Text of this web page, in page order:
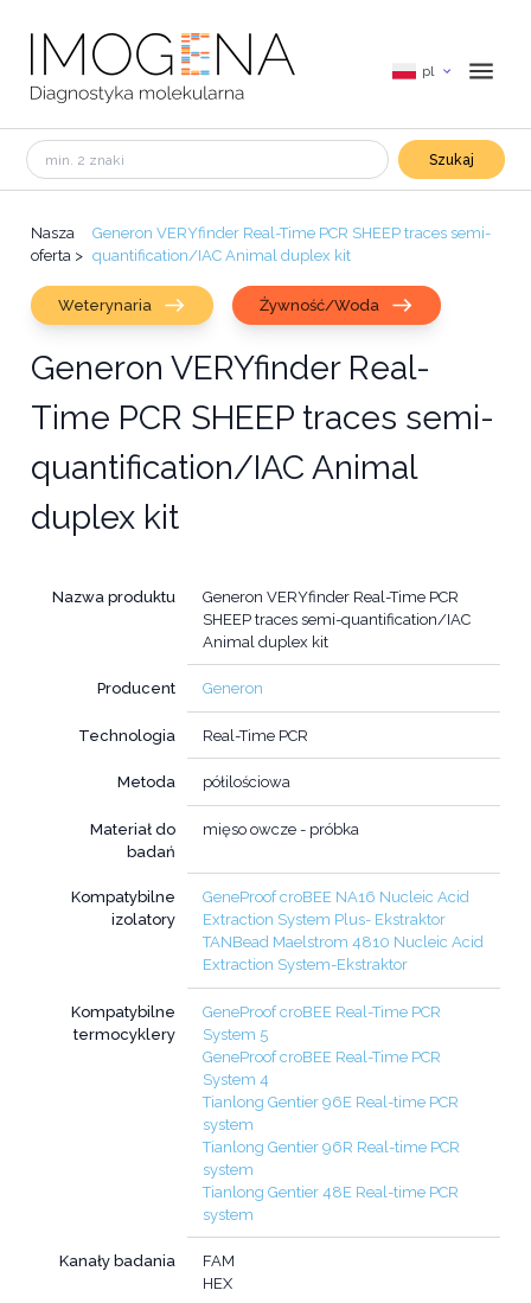
pl
Szukaj
Nasza
oferta >
Generon VERYfinder Real-Time PCR SHEEP traces semi-
quantification/IAC Animal duplex kit
Weterynaria Żywność/Woda
Generon VERYfinder Real-
Time PCR SHEEP traces semi-
quantification/IAC Animal
duplex kit
Nazwa produktu
Generon VERYfinder Real-Time PCR
SHEEP traces semi-quantification/IAC
Animal duplex kit
Producent Generon
Technologia Real-Time PCR
Metoda półilościowa
Materiał do
badań
mięso owcze - próbka
Kompatybilne
izolatory
GeneProof croBEE NA16 Nucleic Acid
Extraction System Plus- Ekstraktor
TANBead Maelstrom 4810 Nucleic Acid
Extraction System-Ekstraktor
Kompatybilne
termocyklery
GeneProof croBEE Real-Time PCR
System 5
GeneProof croBEE Real-Time PCR
System 4
Tianlong Gentier 96E Real-time PCR
system
Tianlong Gentier 96R Real-time PCR
system
Tianlong Gentier 48E Real-time PCR
system
Kanały badania
FAM
HEX